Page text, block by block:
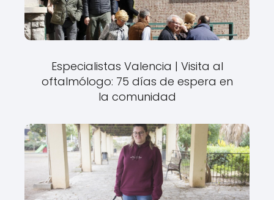
Especialistas Valencia | Visita al
oftalmólogo: 75 días de espera en
la comunidad